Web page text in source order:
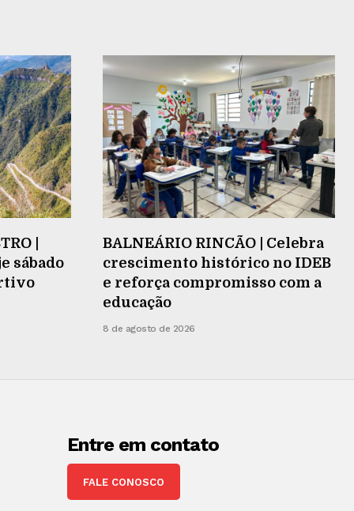
|
sábado
BALNEÁRIO RINCÃO | Celebra
crescimento histórico no IDEB
e reforça compromisso com a
educação
8 de agosto de 2026
Entre em contato
FALE CONOSCO